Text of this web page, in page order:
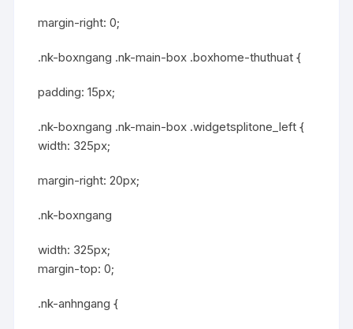
margin-right: 0;
.nk-boxngang .nk-main-box .boxhome-thuthuat {
padding: 15px;
.nk-boxngang .nk-main-box .widgetsplitone_left {
width: 325px;
margin-right: 20px;
.nk-boxngang
width: 325px;
margin-top: 0;
.nk-anhngang {